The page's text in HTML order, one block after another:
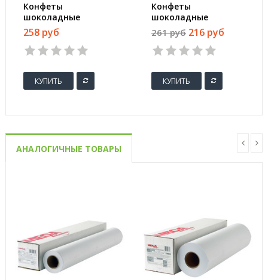
Конфеты
шоколадные
Красный Октябрь
Мишка косолапый
200 г
258 руб
КУПИТЬ
Конфеты
шоколадные
Бабаевские
Трюфельный крем с
цельным миндалем
261 руб 216 руб
КУПИТЬ
АНАЛОГИЧНЫЕ ТОВАРЫ